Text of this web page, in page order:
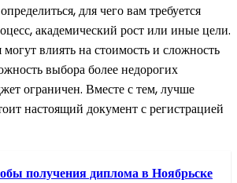
для чего вам требуется
академический рост или иные цели.
влиять на стоимость и сложность
выбора более недорогих
ограничен. Вместе с тем, лучше
настоящий документ с регистрацией
получения диплома в Ноябрьске